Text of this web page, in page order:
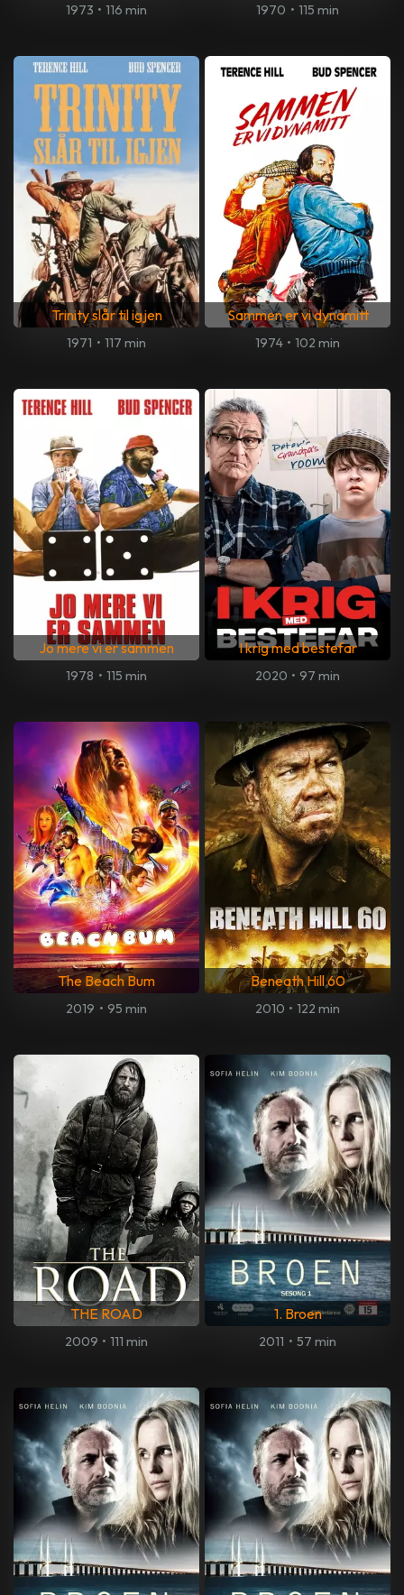
1973 • 116 min 1970 • 115 min
Trinity slår til igjen
1971 • 117 min
Sammen er vi dynamitt
1974 • 102 min
Jo mere vi er sammen
1978 • 115 min
I krig med bestefar
2020 • 97 min
The Beach Bum
2019 • 95 min
Beneath Hill 60
2010 • 122 min
THE ROAD
2009 • 111 min
1. Broen
2011 • 57 min